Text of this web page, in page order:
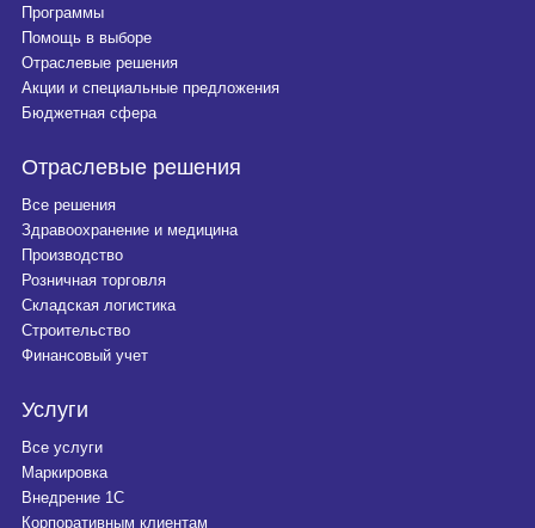
Программы
Помощь в выборе
Отраслевые решения
Акции и специальные предложения
Бюджетная сфера
Отраслевые решения
Все решения
Здравоохранение и медицина
Производство
Розничная торговля
Складская логистика
Строительство
Финансовый учет
Услуги
Все услуги
Маркировка
Внедрение 1С
Корпоративным клиентам